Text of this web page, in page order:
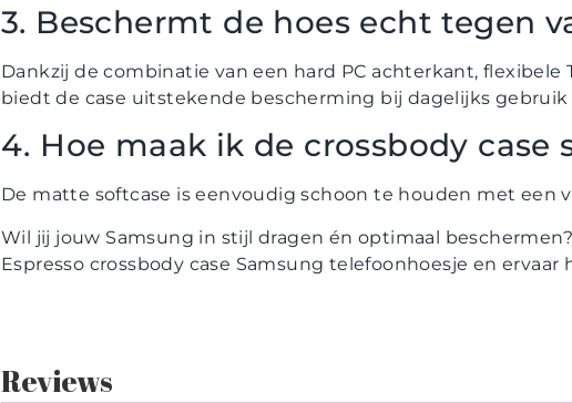
3. Beschermt de hoes echt tegen
Dankzij de combinatie van een hard PC achterkant,
biedt de case uitstekende bescherming bij dagelijks
4. Hoe maak ik de crossbody case
De matte softcase is eenvoudig schoon te houden met een
Wil jij jouw Samsung in stijl dragen én optimaal
Espresso crossbody case Samsung telefoonhoesje en
Reviews